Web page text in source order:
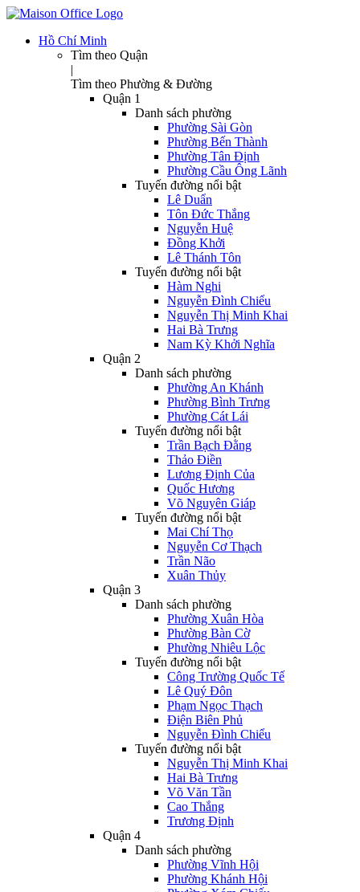
Hồ Chí Minh
Tìm theo Quận
|
Tìm theo Phường & Đường
Quận 1
Danh sách phường
Phường Sài Gòn
Phường Bến Thành
Phường Tân Định
Phường Cầu Ông Lãnh
Tuyến đường nổi bật
Lê Duẩn
Tôn Đức Thắng
Nguyễn Huệ
Đồng Khởi
Lê Thánh Tôn
Tuyến đường nổi bật
Hàm Nghi
Nguyễn Đình Chiểu
Nguyễn Thị Minh Khai
Hai Bà Trưng
Nam Kỳ Khởi Nghĩa
Quận 2
Danh sách phường
Phường An Khánh
Phường Bình Trưng
Phường Cát Lái
Tuyến đường nổi bật
Trần Bạch Đằng
Thảo Điền
Lương Định Của
Quốc Hương
Võ Nguyên Giáp
Tuyến đường nổi bật
Mai Chí Thọ
Nguyễn Cơ Thạch
Trần Não
Xuân Thủy
Quận 3
Danh sách phường
Phường Xuân Hòa
Phường Bàn Cờ
Phường Nhiêu Lộc
Tuyến đường nổi bật
Công Trường Quốc Tế
Lê Quý Đôn
Phạm Ngọc Thạch
Điện Biên Phủ
Nguyễn Đình Chiểu
Tuyến đường nổi bật
Nguyễn Thị Minh Khai
Hai Bà Trưng
Võ Văn Tần
Cao Thắng
Trương Định
Quận 4
Danh sách phường
Phường Vĩnh Hội
Phường Khánh Hội